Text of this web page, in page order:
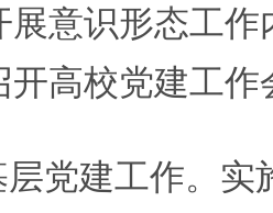
展意识形态工
开高校党建工作
建工作。实